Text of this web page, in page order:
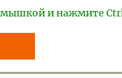
мышкой и нажмите